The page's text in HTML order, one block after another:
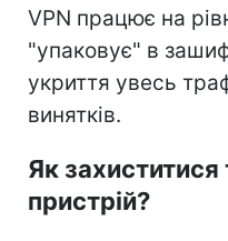
VPN працює на
"упаковує" в
укриття увесь
винятків.
Як захиститися
пристрій?